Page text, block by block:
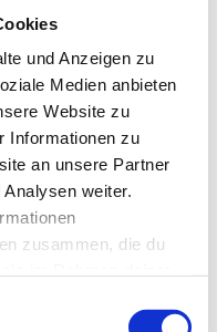
und Anzeigen zu
Medien anbieten
Website zu
Informationen zu
an unsere Partner
weiter.
zusammen, die du
Pohlink, Chief
und Mitglied des
greifen wir diese
Jahren mit der
und KI und